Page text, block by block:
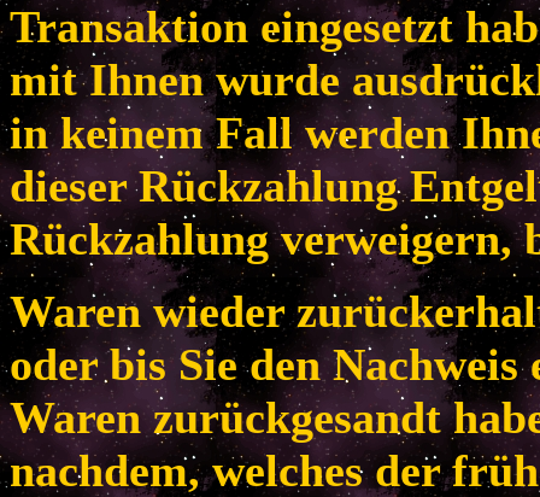
Transaktion eingesetzt
mit Ihnen wurde
in keinem Fall werden
dieser Rückzahlung
Rückzahlung verweigern,
Waren wieder
oder bis Sie den
Waren zurückgesandt
nachdem, welches der